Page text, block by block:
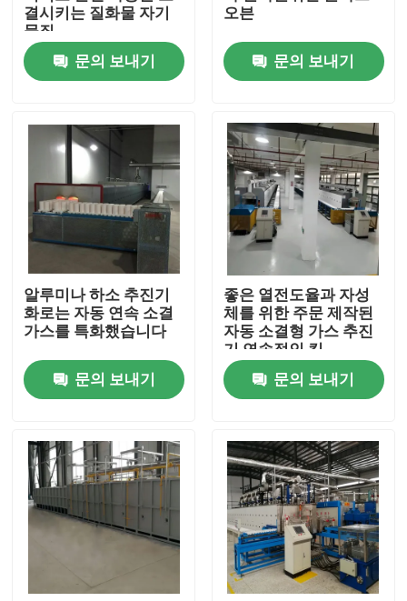
집
제품
우리에 대하여
공장 여행
품질 관리
소식
인용문을 요구하세요
롤러 단조로
푸셔 전기로
결시키는 질화물 자기
물질
문의 보내기
오븐
문의 보내기
알루미나 하소 추진기
화로는 자동 연속 소결
가스를 특화했습니다
문의 보내기
좋은 열전도율과 자성
체를 위한 주문 제작된
자동 소결형 가스 추진
기 연속적인 킬
문의 보내기